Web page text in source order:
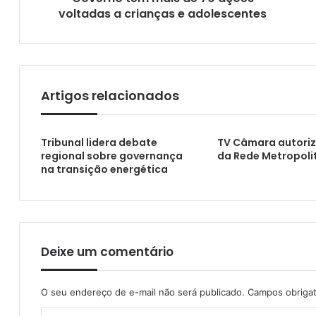
voltadas a crianças e adolescentes
Artigos relacionados
Tribunal lidera debate
regional sobre governança
na transição energética
TV Câmara
da Rede
Deixe um comentário
O seu endereço de e-mail não será publicado. Campos